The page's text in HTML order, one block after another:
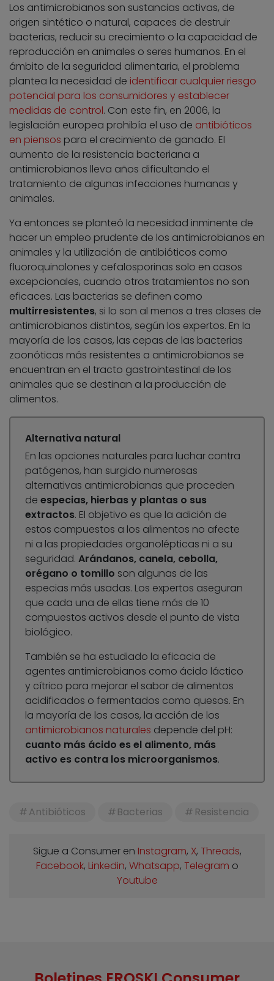
Los antimicrobianos son sustancias activas, de
origen sintético o natural, capaces de destruir
bacterias, reducir su crecimiento o la capacidad de
reproducción en animales o seres humanos. En el
ámbito de la seguridad alimentaria, el problema
plantea la necesidad de identificar cualquier riesgo
potencial para los consumidores y establecer
medidas de control. Con este fin, en 2006, la
legislación europea prohibía el uso de antibióticos
en piensos para el crecimiento de ganado. El
aumento de la resistencia bacteriana a
antimicrobianos lleva años dificultando el
tratamiento de algunas infecciones humanas y
animales.
Ya entonces se planteó la necesidad inminente de
hacer un empleo prudente de los antimicrobianos en
animales y la utilización de antibióticos como
fluoroquinolones y cefalosporinas solo en casos
excepcionales, cuando otros tratamientos no son
eficaces. Las bacterias se definen como
multirresistentes, si lo son al menos a tres clases de
antimicrobianos distintos, según los expertos. En la
mayoría de los casos, las cepas de las bacterias
zoonóticas más resistentes a antimicrobianos se
encuentran en el tracto gastrointestinal de los
animales que se destinan a la producción de
alimentos.
Alternativa natural
En las opciones naturales para luchar contra
patógenos, han surgido numerosas
alternativas antimicrobianas que proceden
de especias, hierbas y plantas o sus
extractos. El objetivo es que la adición de
estos compuestos a los alimentos no afecte
ni a las propiedades organolépticas ni a su
seguridad. Arándanos, canela, cebolla,
orégano o tomillo son algunas de las
especias más usadas. Los expertos aseguran
que cada una de ellas tiene más de 10
compuestos activos desde el punto de vista
biológico.
También se ha estudiado la eficacia de
agentes antimicrobianos como ácido láctico
y cítrico para mejorar el sabor de alimentos
acidificados o fermentados como quesos. En
la mayoría de los casos, la acción de los
antimicrobianos naturales depende del pH:
cuanto más ácido es el alimento, más
activo es contra los microorganismos.
Antibióticos Bacterias Resistencia
Sigue a Consumer en Instagram, X, Threads,
Facebook, Linkedin, Whatsapp, Telegram o
Youtube